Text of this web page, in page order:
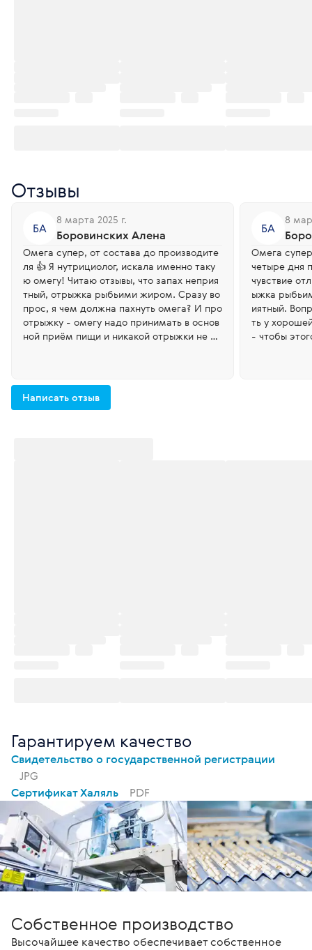
Отзывы
БА
8 марта 2025 г.
Боровинских Алена
Омега супер, от состава до производите
ля 👍 Я нутрициолог, искала именно таку
ю омегу! Читаю отзывы, что запах неприя
тный, отрыжка рыбьими жиром. Сразу во
прос, я чем должна пахнуть омега? И про
отрыжку - омегу надо принимать в основ
ной приём пищи и никакой отрыжки не бу
улы в день , утром и вечером, капсул хват
ит на два месяца. Выгодно брать!
БА
8
Омега
четыре дня
чувствие
ыжка
иятный. Вопрос , а какой
ть у
- чтобы
Написать отзыв
Гарантируем качество
Свидетельство о государственной регистрации
JPG
Сертификат Халяль
PDF
Собственное производство
Высочайшее качество обеспечивает собственное